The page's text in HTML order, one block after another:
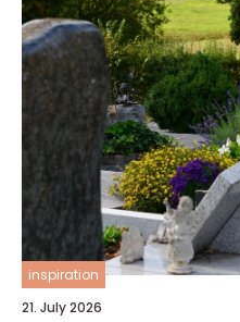
inspiration
21. July 2026